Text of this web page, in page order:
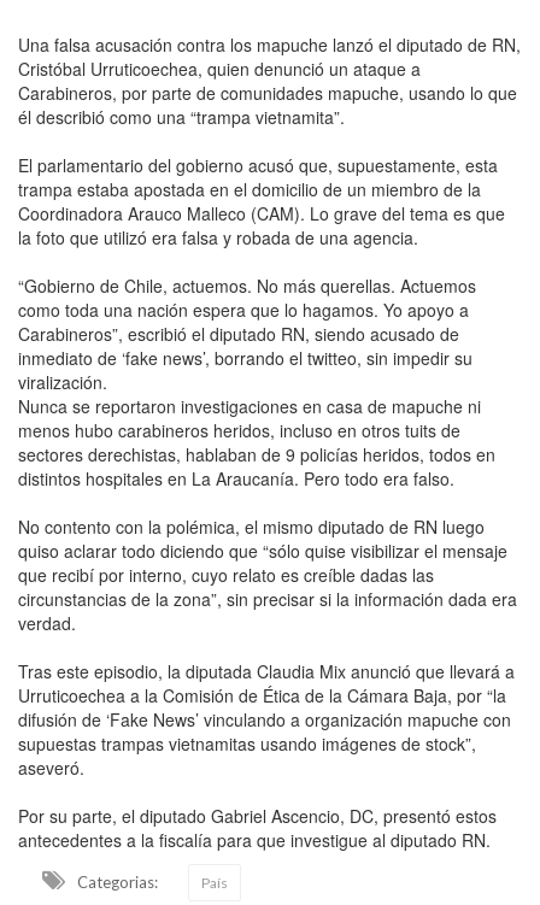
Una falsa acusación contra los mapuche lanzó el diputado de RN,
Cristóbal Urruticoechea, quien denunció un ataque a
Carabineros, por parte de comunidades mapuche, usando lo que
él describió como una “trampa vietnamita”.
El parlamentario del gobierno acusó que, supuestamente, esta
trampa estaba apostada en el domicilio de un miembro de la
Coordinadora Arauco Malleco (CAM). Lo grave del tema es que
la foto que utilizó era falsa y robada de una agencia.
“Gobierno de Chile, actuemos. No más querellas. Actuemos
como toda una nación espera que lo hagamos. Yo apoyo a
Carabineros”, escribió el diputado RN, siendo acusado de
inmediato de ‘fake news’, borrando el twitteo, sin impedir su
viralización.
Nunca se reportaron investigaciones en casa de mapuche ni
menos hubo carabineros heridos, incluso en otros tuits de
sectores derechistas, hablaban de 9 policías heridos, todos en
distintos hospitales en La Araucanía. Pero todo era falso.
No contento con la polémica, el mismo diputado de RN luego
quiso aclarar todo diciendo que “sólo quise visibilizar el mensaje
que recibí por interno, cuyo relato es creíble dadas las
circunstancias de la zona”, sin precisar si la información dada era
verdad.
Tras este episodio, la diputada Claudia Mix anunció que llevará a
Urruticoechea a la Comisión de Ética de la Cámara Baja, por “la
difusión de ‘Fake News’ vinculando a organización mapuche con
supuestas trampas vietnamitas usando imágenes de stock”,
aseveró.
Por su parte, el diputado Gabriel Ascencio, DC, presentó estos
antecedentes a la fiscalía para que investigue al diputado RN.
Categorias: País